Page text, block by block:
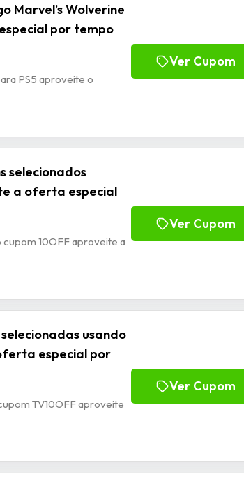
Marvel’s Wolverine
por tempo
PS5 aproveite o
Ver Cupom
selecionados
a oferta especial
cupom 10OFF aproveite a
Ver Cupom
selecionadas usando
especial por
TV10OFF aproveite
Ver Cupom